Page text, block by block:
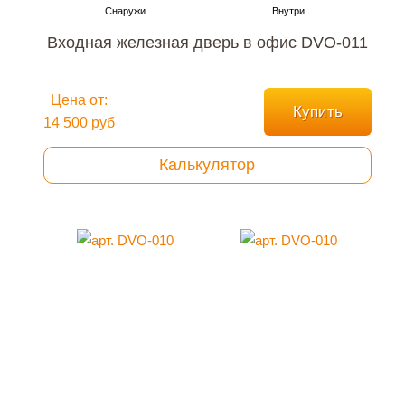
Входная железная дверь в офис DVO-011
Цена от:
14 500 руб
Купить
Калькулятор